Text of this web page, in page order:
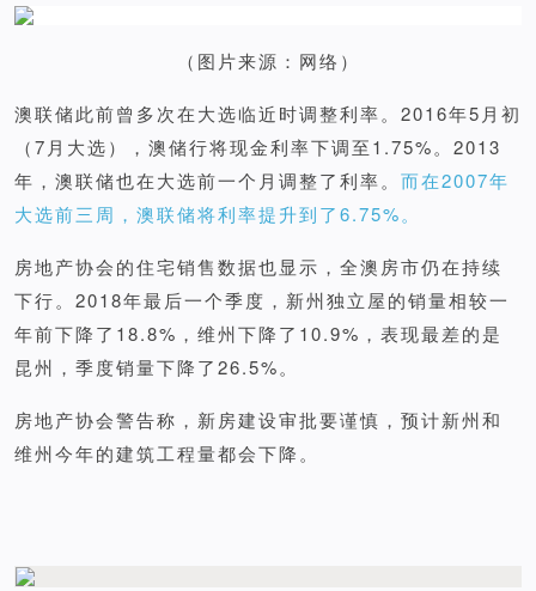
（图片来源：网络）
澳联储此前曾多次在大选临近时调整利率。2016年5月初
（7月大选），澳储行将现金利率下调至1.75%。2013
年，澳联储也在大选前一个月调整了利率。 而在2007年
大选前三周，澳联储将利率提升到了6.75%。
房地产协会的住宅销售数据也显示，全澳房市仍在持续
下行。2018年最后一个季度，新州独立屋的销量相较一
年前下降了18.8%，维州下降了10.9%，表现最差的是
昆州，季度销量下降了26.5%。
房地产协会警告称，新房建设审批要谨慎，预计新州和
维州今年的建筑工程量都会下降。